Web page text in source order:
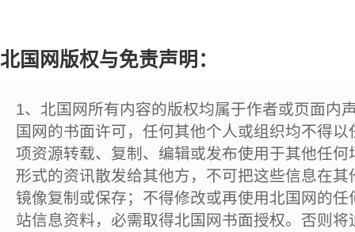
北国网版权与免责声明：
1、北国网所有内容的版权均属于作者或页面内
国网的书面许可，任何其他个人或组织均不得
项资源转载、复制、编辑或发布使用于其他任
形式的资讯散发给其他方，不可把这些信息在
镜像复制或保存；不得修改或再使用北国网的
站信息资料，必需取得北国网书面授权。否则将